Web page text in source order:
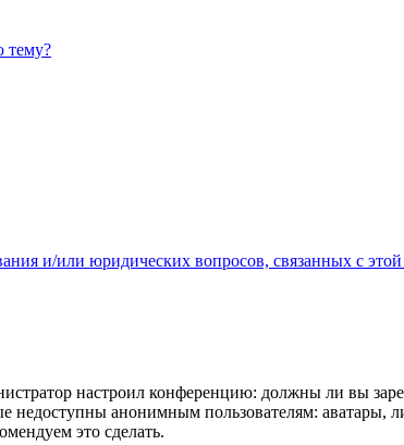
тему?
и/или юридических вопросов, связанных с
настроил конференцию: должны ли вы
недоступны анонимным пользователям: аватары,
это сделать.